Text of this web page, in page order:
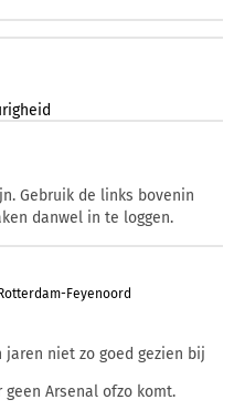
Gebruik de links bovenin
danwel in te loggen.
Feyenoord
jaren niet zo goed gezien bij
geen Arsenal ofzo komt.